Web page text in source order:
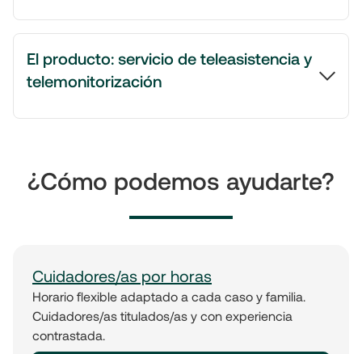
El producto: servicio de teleasistencia y
telemonitorización
¿Cómo podemos ayudarte?
Cuidadores/as por horas
Horario flexible adaptado a cada caso y familia.
Cuidadores/as titulados/as y con experiencia
contrastada.